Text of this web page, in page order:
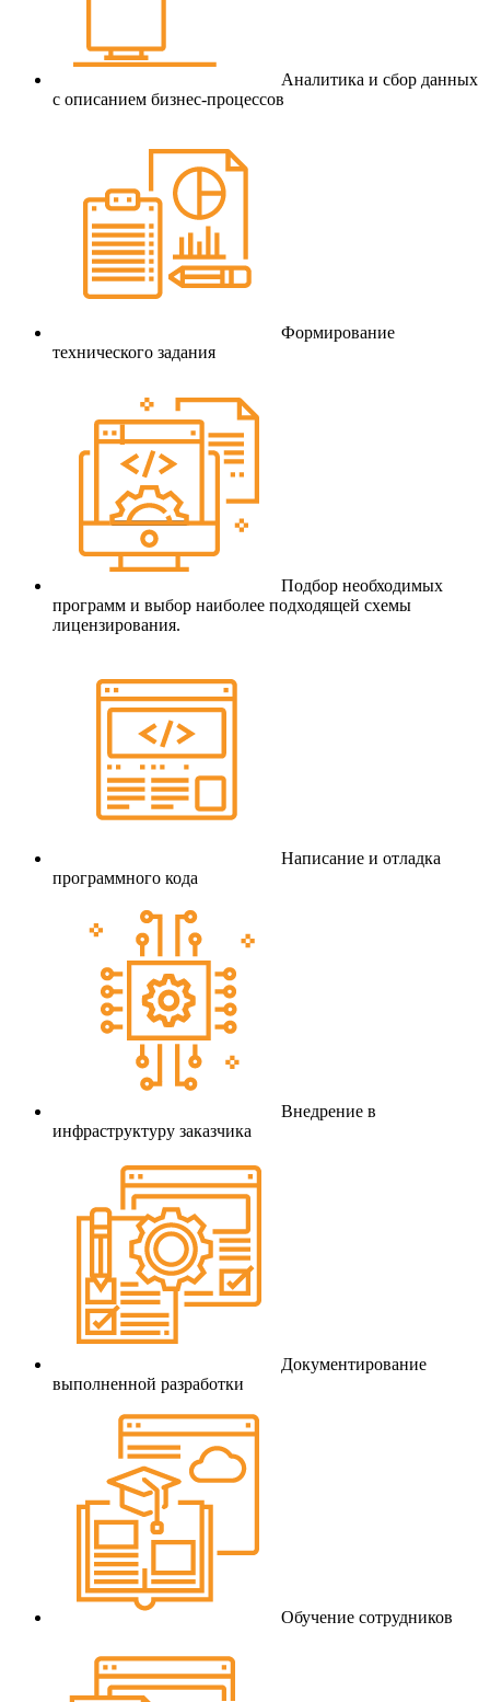
Аналитика и сбор данных
с описанием бизнес-процессов
Формирование
технического задания
Подбор необходимых
программ и выбор наиболее подходящей схемы
лицензирования.
Написание и отладка
программного кода
Внедрение в
инфраструктуру заказчика
Документирование
выполненной разработки
Обучение сотрудников